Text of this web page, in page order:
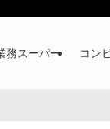
務スーパー コン